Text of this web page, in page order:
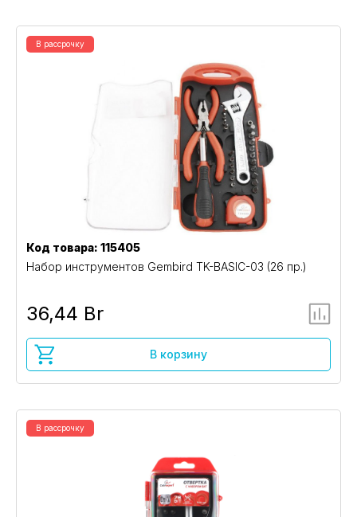
В рассрочку
Код товара: 115405
Набор инструментов Gembird TK-BASIC-03 (26 пр.)
36,44 Br
В корзину
В рассрочку